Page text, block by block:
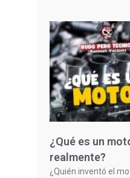
¿Qué es un
realmente?
¿Quién inventó el